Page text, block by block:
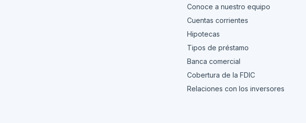
Conoce a nuestro equipo
Cuentas corrientes
Hipotecas
Tipos de préstamo
Banca comercial
Cobertura de la FDIC
Relaciones con los inversores